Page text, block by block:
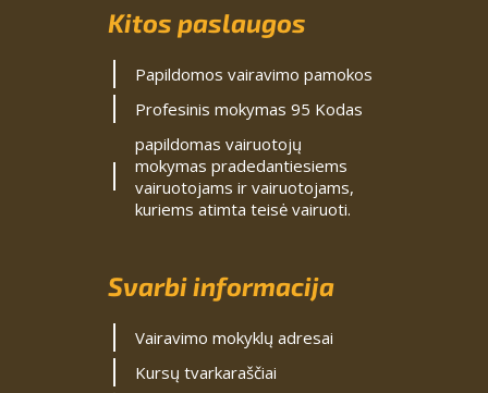
Kitos paslaugos
Papildomos vairavimo pamokos
Profesinis mokymas 95 Kodas
papildomas vairuotojų
mokymas pradedantiesiems
vairuotojams ir vairuotojams,
kuriems atimta teisė vairuoti.
Svarbi informacija
Vairavimo mokyklų adresai
Kursų tvarkaraščiai